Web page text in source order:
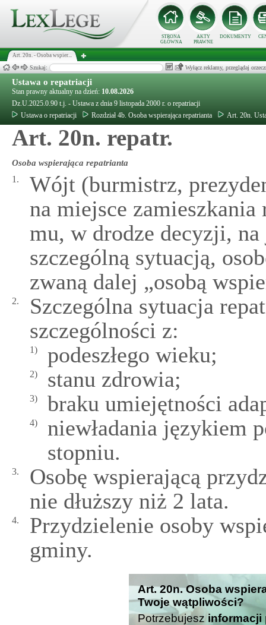
STRONA
GŁÓWNA
AKTY
PRAWNE
DOKUMENTY
Art. 20n. - Osoba wspier...
Szukaj: Wyłącz reklamy, przeglądaj
Ustawa o repatriacji
Stan prawny aktualny na dzień: 10.08.2026
Dz.U.2025.0.90 t.j. - Ustawa z dnia 9 listopada 2000 r. o repatriacji
Ustawa o repatriacji
Rozdział 4b. Osoba wspierająca repatrianta Art. 20n.
Art. 20n. repatr.
Osoba wspierająca repatrianta
1.
Wójt (burmistrz,
na miejsce
mu, w drodze decyzji,
szczególną sytuacją,
zwaną dalej „osobą
2.
Szczególna sytuacja
szczególności z:
1) podeszłego wieku;
2) stanu zdrowia;
3) braku umiejętności
4)
niewładania językiem
stopniu.
3.
Osobę wspierającą
nie dłuższy niż 2 lata.
4.
Przydzielenie osoby
gminy.
Art. 20n. Osoba
Twoje wątpliwości?
Potrzebujesz informacji